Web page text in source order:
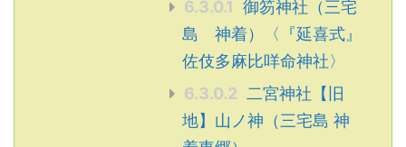
6.3.0.1 御笏神社（三宅
島 神着）〈『延喜式』
佐伎多麻比咩命神社〉
6.3.0.2
二宮神社【旧
地】山ノ神（三宅島 神